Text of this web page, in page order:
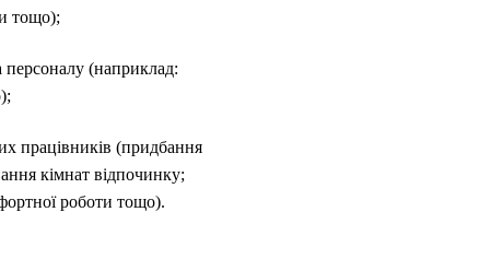
тощо);
персоналу (наприклад:
працівників (придбання
кімнат відпочинку;
роботи тощо).